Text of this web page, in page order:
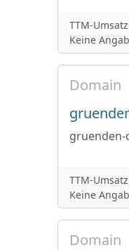
TTM-
Keine
Domain
gruenden-
TTM-
Keine
Domain